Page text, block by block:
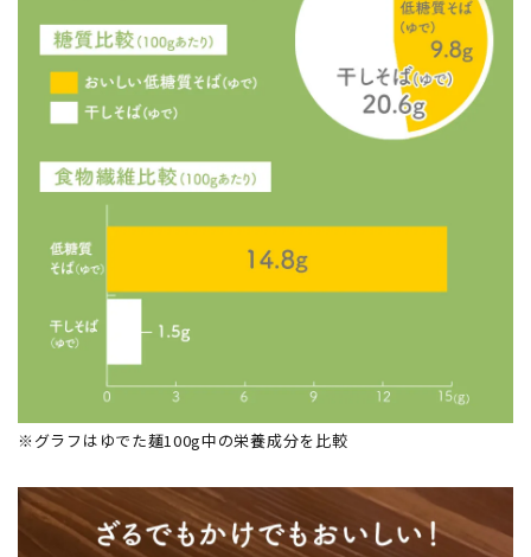
※グラフはゆでた麺100g中の栄養成分を比較